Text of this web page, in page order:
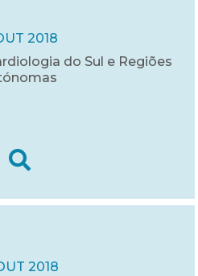
2018
do Sul e Regiões
2018